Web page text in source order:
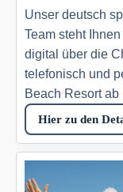
Unser deutsch
Team steht
digital über die
telefonisch und
Beach Resort
Hier zu den